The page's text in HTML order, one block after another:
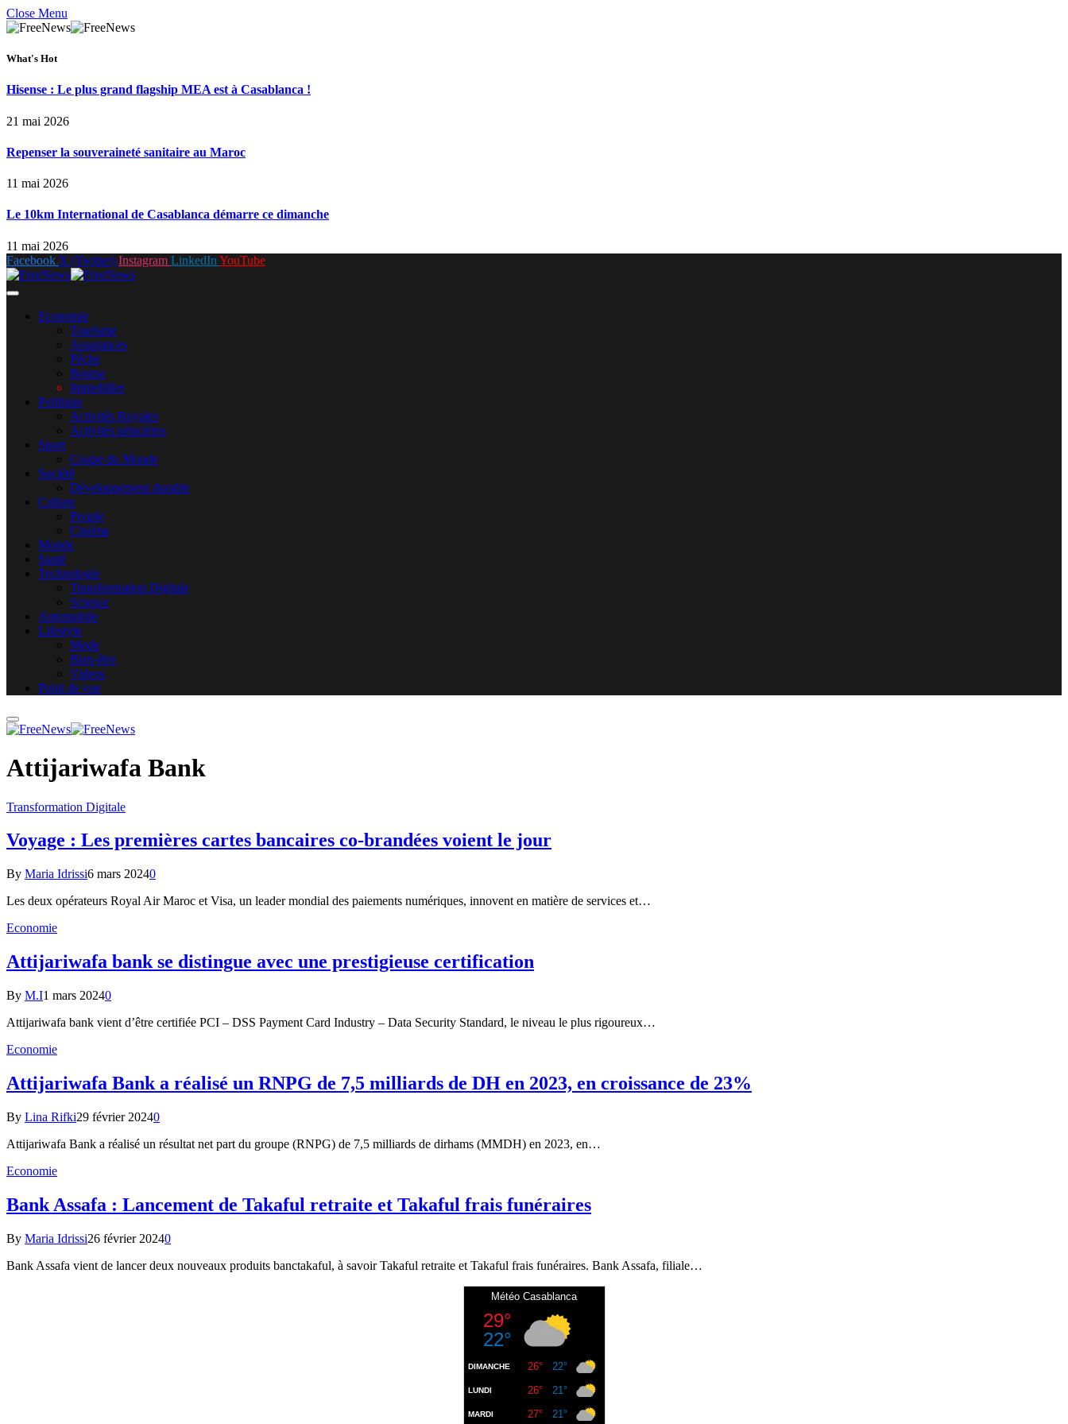
Close Menu
What's Hot
Hisense : Le plus grand flagship MEA est à Casablanca !
21 mai 2026
Repenser la souveraineté sanitaire au Maroc
11 mai 2026
Le 10km International de Casablanca démarre ce dimanche
11 mai 2026
Facebook X (Twitter) Instagram LinkedIn YouTube
Economie
Tourisme
Assurances
Pêche
Bourse
Immobilier
Politique
Activités Royales
Activités princières
Sport
Coupe du Monde
Société
Développement durable
Culture
People
Cinéma
Monde
Santé
Technologie
Transformation Digitale
Science
Automobile
Lifestyle
Mode
Bien-être
Videos
Point de vue
Attijariwafa Bank
Transformation Digitale
Voyage : Les premières cartes bancaires co-brandées voient le jour
By Maria Idrissi6 mars 20240
Les deux opérateurs Royal Air Maroc et Visa, un leader mondial des paiements numériques, innovent en matière de services et…
Economie
Attijariwafa bank se distingue avec une prestigieuse certification
By M.I1 mars 20240
Attijariwafa bank vient d’être certifiée PCI – DSS Payment Card Industry – Data Security Standard, le niveau le plus rigoureux…
Economie
Attijariwafa Bank a réalisé un RNPG de 7,5 milliards de DH en 2023, en croissance de 23%
By Lina Rifki29 février 20240
Attijariwafa Bank a réalisé un résultat net part du groupe (RNPG) de 7,5 milliards de dirhams (MMDH) en 2023, en…
Economie
Bank Assafa : Lancement de Takaful retraite et Takaful frais funéraires
By Maria Idrissi26 février 20240
Bank Assafa vient de lancer deux nouveaux produits banctakaful, à savoir Takaful retraite et Takaful frais funéraires. Bank Assafa, filiale…